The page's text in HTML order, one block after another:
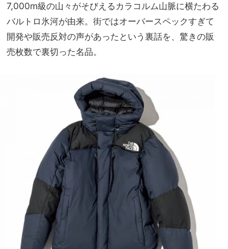
7,000m級の山々がそびえるカラコルム山脈に横たわる
バルトロ氷河が由来。街ではオーバースペックすぎて
開発や販売反対の声があったという裏話を、驚きの販
売枚数で裏切った名品。